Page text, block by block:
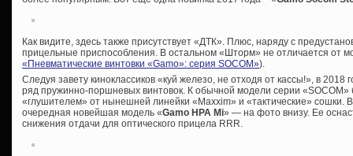
Как видите, здесь также присутствует «ДТК». Плюс, наряду с
прицельные приспособления. В остальном «Шторм» не отличается от
«Пневматические винтовки «Gamo»: серия SOCOM»).
Следуя завету киноклассиков «куй железо, не отходя от кассы!», в
ряд пружинно-поршневых винтовок. К обычной модели серии «SOCOM»
«глушителем» от нынешней линейки «Maxxim» и «тактические» сошки.
очередная новейшая модель «Gamo HPA Mi» — на фото внизу. Ее
снижения отдачи для оптического прицела RRR.